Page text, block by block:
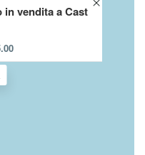
in vendita a Cast